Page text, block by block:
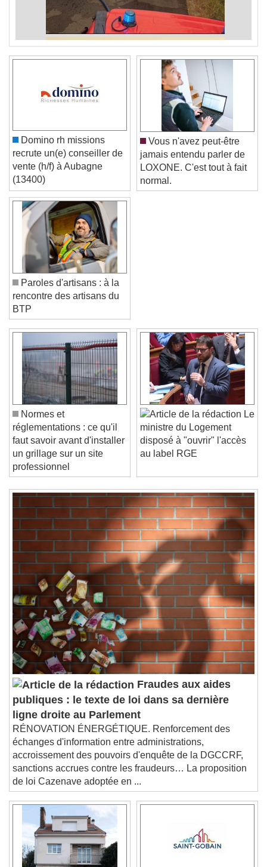
Video Player is loading.
Play Video
Play
Skip Backward
Skip Forward
Unmute
Current Time0:00
/
Duration-:-
Loaded
Seek to live, currently behind liveLIVE
Remaining Time
0:00
Playback Rate
Chapters
Descriptions
descriptions off
, selected
Subtitles
subtitles settings, opens subtitles
settings dialog
subtitles off, selected
Audio Track
Picture-in-Picture
Fullscreen
This is a modal window.
Beginning of dialog window. Escape will cancel
and close the window.
Text
Color Opacity
Text Background
Color Opacity
Caption Area Background
Domino rh missions
recrute un(e) conseiller de
vente (h/f) à Aubagne
(13400)
Vous n'avez peut-être
jamais entendu parler de
LOXONE. C'est tout à fait
normal.
Paroles d'artisans : à la
rencontre des artisans du
BTP
Normes et
réglementations : ce qu'il
faut savoir avant d'installer
un grillage sur un site
professionnel
ministre du Logement
disposé à "ouvrir" l'accès
Fraudes aux aides
publiques : le texte de loi dans sa dernière
ligne droite au Parlement
RÉNOVATION ÉNERGÉTIQUE. Renforcement des
échanges d'information entre administrations,
accroissement des pouvoirs d'enquête de la DGCCRF,
sanctions accrues contre les fraudeurs… La proposition
de loi Cazenave adoptée en ...